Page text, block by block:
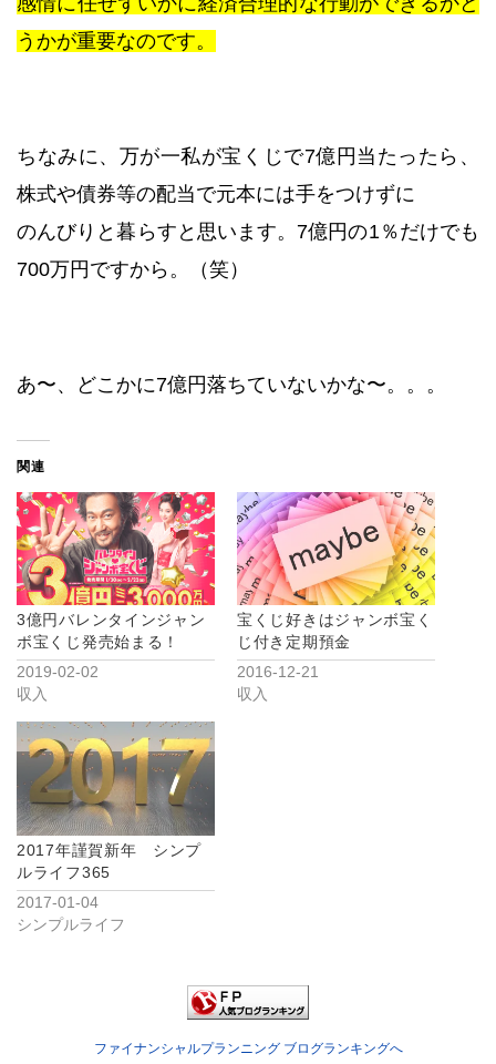
うかが重要なのです。
ちなみに、万が一私が宝くじで7億円当たったら、
株式や債券等の配当で元本には手をつけずに
のんびりと暮らすと思います。7億円の1％だけでも
700万円ですから。（笑）
あ〜、どこかに7億円落ちていないかな〜。。。
関連
3億円バレンタインジャン
ボ宝くじ発売始まる！
2019-02-02
収入
宝くじ好きはジャンボ宝く
じ付き定期預金
2016-12-21
収入
2017年謹賀新年 シンプ
ルライフ365
2017-01-04
シンプルライフ
ファイナンシャルプランニング ブログランキングへ